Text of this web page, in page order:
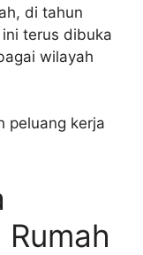
di tahun
terus dibuka
wilayah
peluang kerja